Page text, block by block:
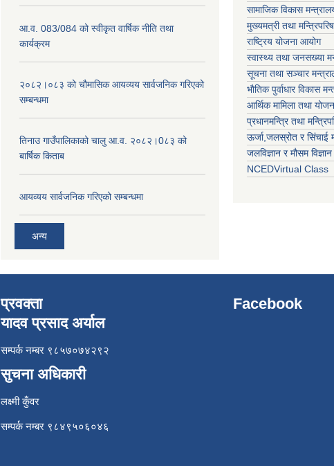
आ.व. 083/084 को स्वीकृत वार्षिक नीति तथा
कार्यक्रम
२०८२।०८३ को चौमासिक आयव्यय सार्वजनिक गरिएको
सम्बन्धमा
तिनाउ गाउँपालिकाको चालु आ.व. २०८२।0८३ को
बार्षिक किताब
आयव्यय सार्वजनिक गरिएको सम्बन्धमा
अन्य
सामाजिक विकास
मुख्यमत्री तथा
राष्ट्रिय योजना आयोग
स्वास्थ्य तथा जनसख्या
सूचना तथा सञ्चार
भाैतिक पुर्वाधार विकास
आर्थिक मामिला तथा
प्रधानमन्त्रि तथा
ऊर्जा,जलस्रोत र सिंचाई
जलविज्ञान र मौसम
NCEDVirtual Class
प्रवक्ता
यादव प्रसाद अर्याल
सम्पर्क नम्बर ९८५७०७४२९२
सुचना अधिकारी
लक्ष्मी कुँवर
सम्पर्क नम्बर ९८४९५०६०४६
Facebook